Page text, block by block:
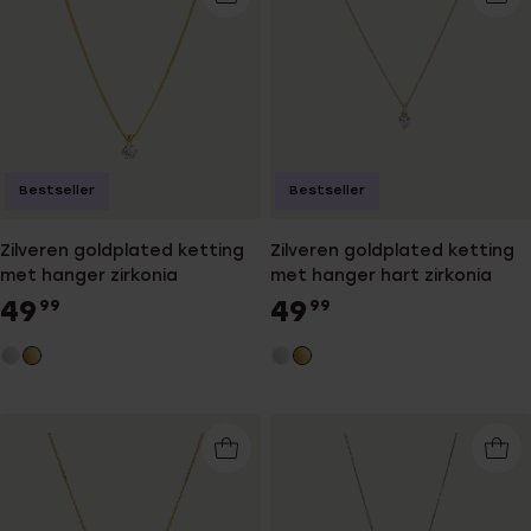
Zilveren goldplated ketting
met hanger zirkonia
49 99
Bestseller
Zilveren goldplated ketting
met hanger hart zirkonia
49 99
Bestseller